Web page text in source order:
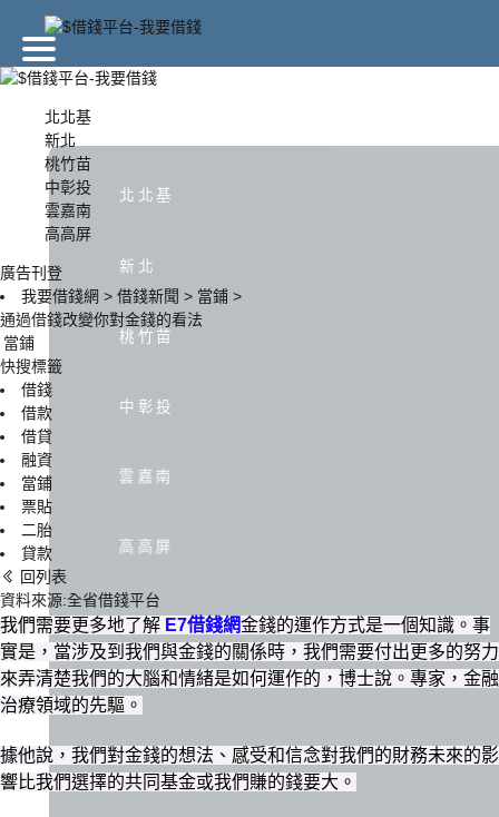
北北基
新北
桃竹苗
中彰投
雲嘉南
高高屏
北北基
新北
桃竹苗
中彰投
雲嘉南
高高屏
廣告刊登
我要借錢網 > 借錢新聞 > 當鋪 >
通過借錢改變你對金錢的看法
當鋪
快搜標籤
借錢
借款
借貸
融資
當鋪
票貼
二胎
貸款
回列表
資料來源:全省借錢平台
我們需要更多地了解 E7借錢網金錢的運作方式是一個知識。事
實是，當涉及到我們與金錢的關係時，我們需要付出更多的努力
來弄清楚我們的大腦和情緒是如何運作的，博士說。專家，金融
治療領域的先驅。
據他說，我們對金錢的想法、感受和信念對我們的財務未來的影
響比我們選擇的共同基金或我們賺的錢要大。